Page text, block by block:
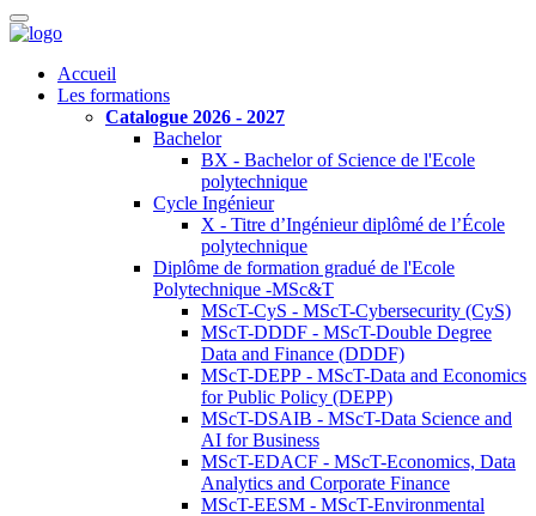
Accueil
Les formations
Catalogue 2026 - 2027
Bachelor
BX - Bachelor of Science de l'Ecole
polytechnique
Cycle Ingénieur
X - Titre d’Ingénieur diplômé de l’École
polytechnique
Diplôme de formation gradué de l'Ecole
Polytechnique -MSc&T
MScT-CyS - MScT-Cybersecurity (CyS)
MScT-DDDF - MScT-Double Degree
Data and Finance (DDDF)
MScT-DEPP - MScT-Data and Economics
for Public Policy (DEPP)
MScT-DSAIB - MScT-Data Science and
AI for Business
MScT-EDACF - MScT-Economics, Data
Analytics and Corporate Finance
MScT-EESM - MScT-Environmental